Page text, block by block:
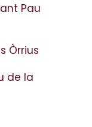
Pau
Òrrius
de la